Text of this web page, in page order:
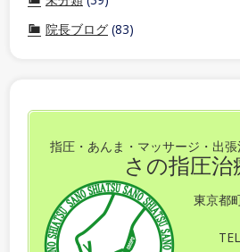
院長ブログ (83)
指圧・あんま・マッサージ・出
さの指圧治
東京都